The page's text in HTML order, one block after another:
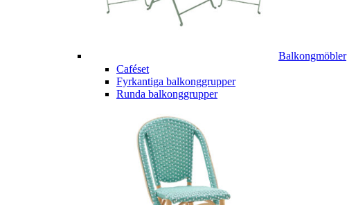
Balkongmöbler
Caféset
Fyrkantiga balkonggrupper
Runda balkonggrupper